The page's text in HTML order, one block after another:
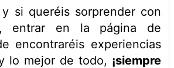
si queréis sorprender con
entrar en la página de
encontraréis experiencias
lo mejor de todo, ¡siempre